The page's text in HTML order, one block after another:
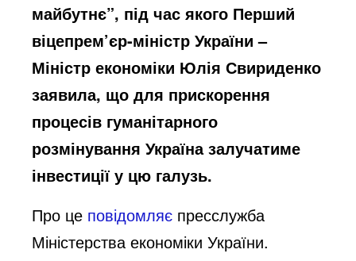
майбутнє”, під час якого Перший
віцепрем’єр-міністр України –
Міністр економіки Юлія Свириденко
заявила, що для прискорення
процесів гуманітарного
розмінування Україна залучатиме
інвестиції у цю галузь.
Про це повідомляє пресслужба
Міністерства економіки України.